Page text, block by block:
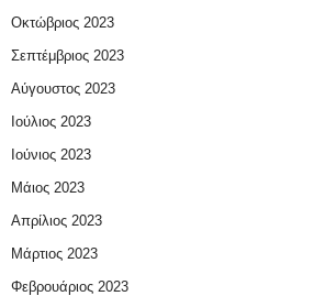
Οκτώβριος 2023
Σεπτέμβριος 2023
Αύγουστος 2023
Ιούλιος 2023
Ιούνιος 2023
Μάιος 2023
Απρίλιος 2023
Μάρτιος 2023
Φεβρουάριος 2023